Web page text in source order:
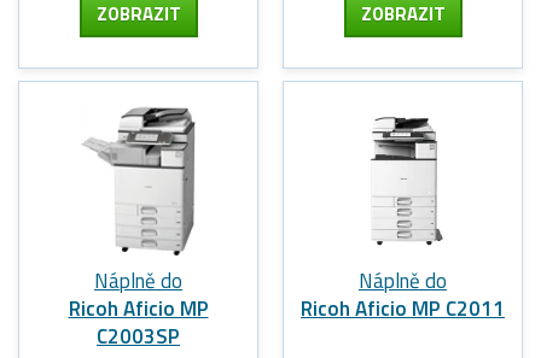
ZOBRAZIT ZOBRAZIT
Náplně do
Ricoh Aficio MP
C2003SP
Náplně do
Ricoh Aficio MP C2011